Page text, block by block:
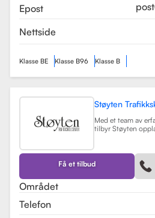
Epost
Nettside
Klasse BE Klasse B96 Klasse B
Støyten
Med et team av
tilbyr Støyten
kurs som trafikalt
mørkekjøring.
fleksibilitet og
behov, noe som
Få et tilbud
Området
Telefon